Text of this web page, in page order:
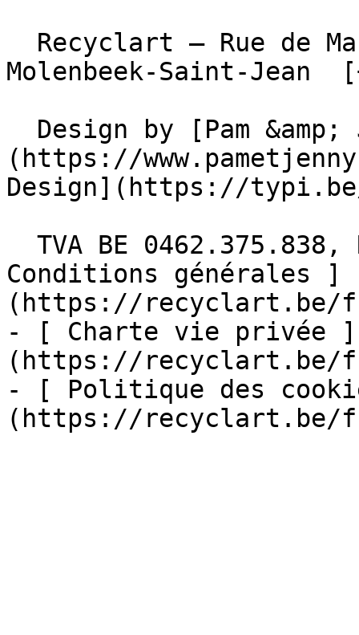
Molenbeek-Saint-
(https://
Design](https://
Conditions générales ]
(https://recyclart.be/
- [ Charte vie privée ]
(https://recyclart.be/
- [ Politique des